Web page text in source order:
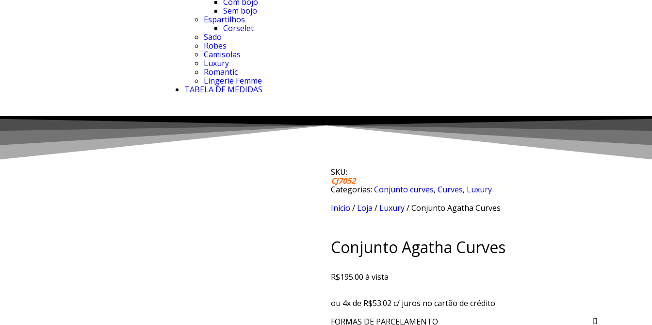
Sem bojo
Espartilhos
Corselet
Sado
Robes
Camisolas
Luxury
Romantic
Lingerie Femme
TABELA DE MEDIDAS
SKU:
CJ7052
Categorias: Conjunto curves, Curves, Luxury
Início / Loja / Luxury/ Conjunto Agatha Curves
Conjunto Agatha Curves
R$195.00 à vista
ou 4x de R$53.02 c/ juros no cartão de crédito
FORMAS DE PARCELAMENTO